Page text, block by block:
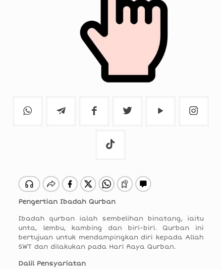
Pengertian Ibadah Qurban
Ibadah qurban ialah sembelihan binatang, iaitu
unta, lembu, kambing dan biri-biri. Qurban ini
bertujuan untuk mendampingkan diri kepada Allah
SWT dan dilakukan pada Hari Raya Qurban.
Dalil Pensyariatan